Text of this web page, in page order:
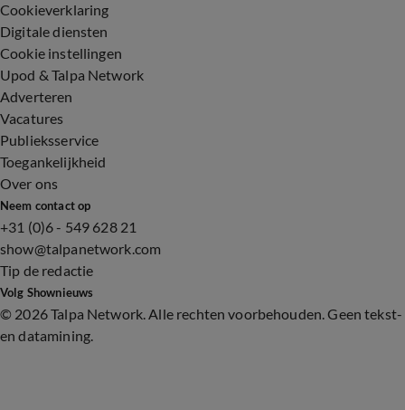
Cookieverklaring
Digitale diensten
Cookie instellingen
Upod & Talpa Network
Adverteren
Vacatures
Publieksservice
Toegankelijkheid
Over ons
Neem contact op
+31 (0)6 - 549 628 21
show@talpanetwork.com
Tip de redactie
Volg Shownieuws
© 2026 Talpa Network. Alle rechten voorbehouden. Geen tekst-
en datamining.